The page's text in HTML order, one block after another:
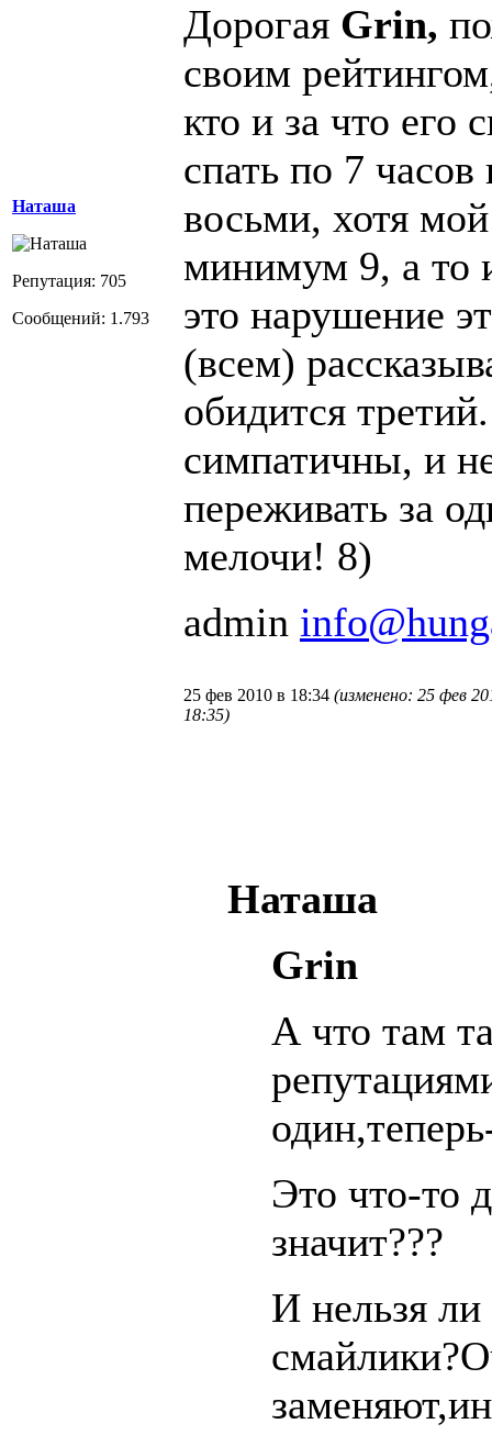
Наташа
Репутация: 705
Сообщений: 1.793
Дорогая Grin,
своим
кто и за что его
спать по 7
восьми, хотя
минимум 9, а то
это нарушение
(всем)
обидится
симпатичны, и
переживать за
мелочи! 8)
admin
25 фев 2010 в 18:34 (изменено: 25 фев
18:35)
Наташа
Grin
А что там
Это что-то
значит???
И нельзя ли